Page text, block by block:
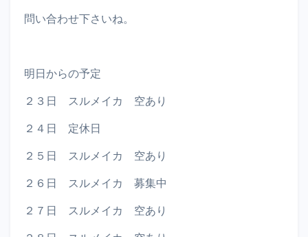
問い合わせ下さいね。
明日からの予定
２３日 スルメイカ 空あり
２４日 定休日
２５日 スルメイカ 空あり
２６日 スルメイカ 募集中
２７日 スルメイカ 空あり